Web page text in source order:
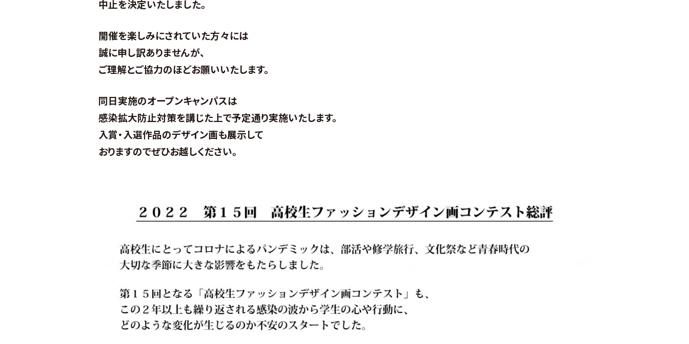
中止を決定いたしました。
開催を楽しみにされていた方々には
誠に申し訳ありませんが、
ご理解とご協力のほどお願いいたします。
同日実施のオープンキャンパスは
感染拡大防止対策を講じた上で予定通り実施いたします。
入賞・入選作品のデザイン画も展示して
おりますのでぜひお越しください。